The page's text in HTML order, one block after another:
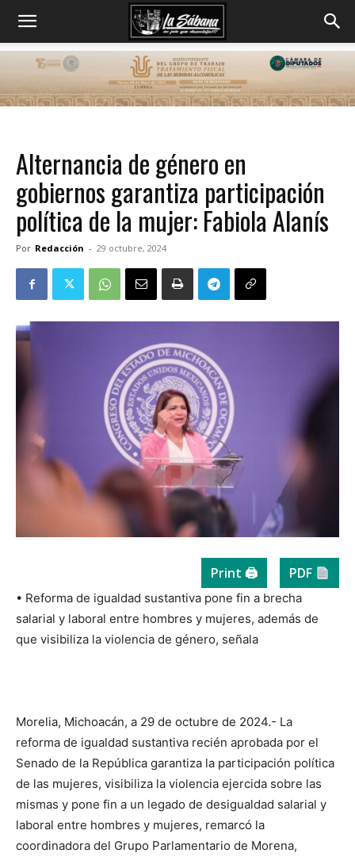
Alternancia de género en
gobiernos garantiza participación
política de la mujer: Fabiola Alanís
Por Redacción - 29 octubre, 2024
Print 🖨 PDF
• Reforma de igualdad sustantiva pone fin a brecha
salarial y laboral entre hombres y mujeres, además de
que visibiliza la violencia de género, señala
Morelia, Michoacán, a 29 de octubre de 2024.- La
reforma de igualdad sustantiva recién aprobada por el
Senado de la República garantiza la participación política
de las mujeres, visibiliza la violencia ejercida sobre las
mismas y pone fin a un legado de desigualdad salarial y
laboral entre hombres y mujeres, remarcó la
coordinadora del Grupo Parlamentario de Morena,